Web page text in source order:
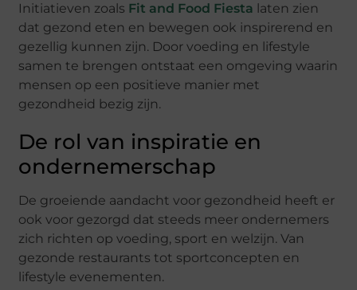
Initiatieven zoals Fit and Food Fiesta laten zien
dat gezond eten en bewegen ook inspirerend en
gezellig kunnen zijn. Door voeding en lifestyle
samen te brengen ontstaat een omgeving waarin
mensen op een positieve manier met
gezondheid bezig zijn.
De rol van inspiratie en
ondernemerschap
De groeiende aandacht voor gezondheid heeft er
ook voor gezorgd dat steeds meer ondernemers
zich richten op voeding, sport en welzijn. Van
gezonde restaurants tot sportconcepten en
lifestyle evenementen.